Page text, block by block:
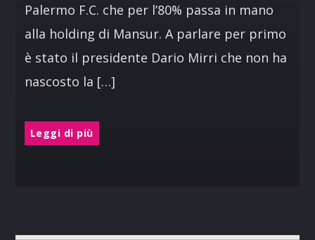
Palermo F.C. che per l’80% passa in mano
alla holding di Mansur. A parlare per primo
è stato il presidente Dario Mirri che non ha
nascosto la […]
Leggi di più